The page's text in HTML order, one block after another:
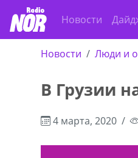
Новости
Новости Люди и
В Грузии
4 марта, 2020